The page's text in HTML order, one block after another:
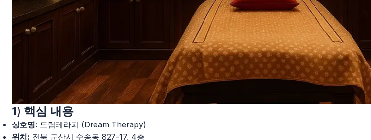
1) 핵심 내용
상호명: 드림테라피 (Dream Therapy)
위치: 전북 군산시 수송동 827-17, 4층